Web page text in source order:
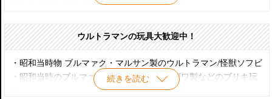
ウルトラマン Cタイプ
ウルトラマン Cタイプ Ver.2.0
ニセウルトラマン
ニセウルトラマン リニューアル
ウルトラマンの玩具大歓迎中！
続きを読む
・昭和当時物 ブルマァク・マルサン製のウルトラマン/怪獣ソフビ
・昭和当時のブルマァク・マルサン・ヨネザワ製などのブリキ玩